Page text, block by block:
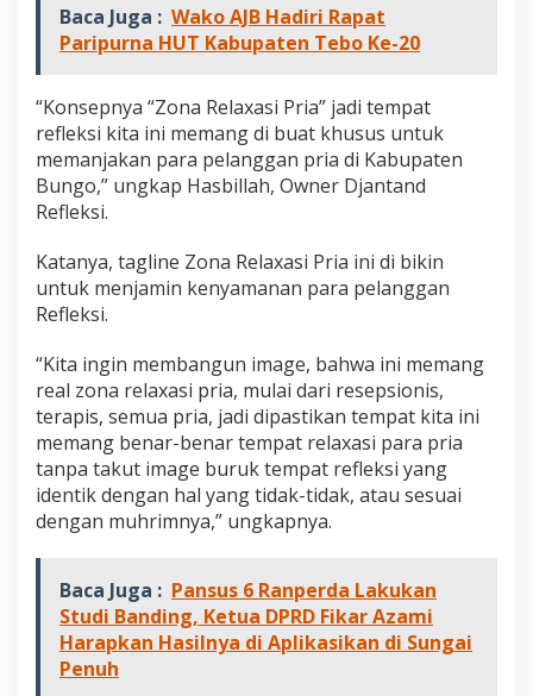
Baca Juga : Wako AJB Hadiri Rapat
Paripurna HUT Kabupaten Tebo Ke-20
“Konsepnya “Zona Relaxasi Pria” jadi tempat
refleksi kita ini memang di buat khusus untuk
memanjakan para pelanggan pria di Kabupaten
Bungo,” ungkap Hasbillah, Owner Djantand
Refleksi.
Katanya, tagline Zona Relaxasi Pria ini di bikin
untuk menjamin kenyamanan para pelanggan
Refleksi.
“Kita ingin membangun image, bahwa ini memang
real zona relaxasi pria, mulai dari resepsionis,
terapis, semua pria, jadi dipastikan tempat kita ini
memang benar-benar tempat relaxasi para pria
tanpa takut image buruk tempat refleksi yang
identik dengan hal yang tidak-tidak, atau sesuai
dengan muhrimnya,” ungkapnya.
Baca Juga : Pansus 6 Ranperda Lakukan
Studi Banding, Ketua DPRD Fikar Azami
Harapkan Hasilnya di Aplikasikan di Sungai
Penuh